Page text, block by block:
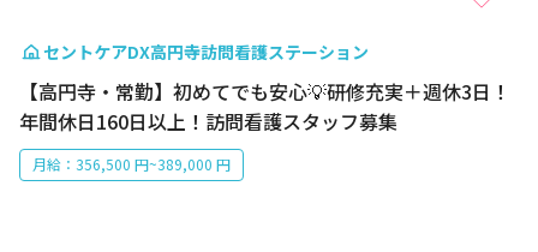
セントケアDX高円寺訪問看護ステーション
【高円寺・常勤】初めてでも安心💡研修充実＋週休3日！
年間休日160日以上！訪問看護スタッフ募集
月給：356,500 円~389,000 円